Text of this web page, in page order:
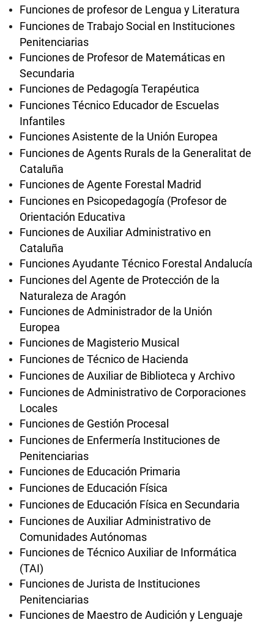
Funciones de profesor de Lengua y Literatura
Funciones de Trabajo Social en Instituciones
Penitenciarias
Funciones de Profesor de Matemáticas en
Secundaria
Funciones de Pedagogía Terapéutica
Funciones Técnico Educador de Escuelas
Infantiles
Funciones Asistente de la Unión Europea
Funciones de Agents Rurals de la Generalitat de
Cataluña
Funciones de Agente Forestal Madrid
Funciones en Psicopedagogía (Profesor de
Orientación Educativa
Funciones de Auxiliar Administrativo en
Cataluña
Funciones Ayudante Técnico Forestal Andalucía
Funciones del Agente de Protección de la
Naturaleza de Aragón
Funciones de Administrador de la Unión
Europea
Funciones de Magisterio Musical
Funciones de Técnico de Hacienda
Funciones de Auxiliar de Biblioteca y Archivo
Funciones de Administrativo de Corporaciones
Locales
Funciones de Gestión Procesal
Funciones de Enfermería Instituciones de
Penitenciarias
Funciones de Educación Primaria
Funciones de Educación Física
Funciones de Educación Física en Secundaria
Funciones de Auxiliar Administrativo de
Comunidades Autónomas
Funciones de Técnico Auxiliar de Informática
(TAI)
Funciones de Jurista de Instituciones
Penitenciarias
Funciones de Maestro de Audición y Lenguaje